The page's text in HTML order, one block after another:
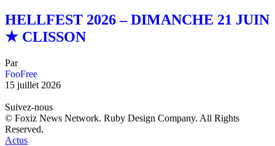
HELLFEST 2026 – DIMANCHE 21 JUIN
★ CLISSON
Par
FooFree
15 juillet 2026
Suivez-nous
© Foxiz News Network. Ruby Design Company. All Rights
Reserved.
Actus